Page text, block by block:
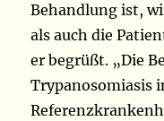
Behandlung ist,
als auch die
er begrüßt. „Die
Trypanosomiasis